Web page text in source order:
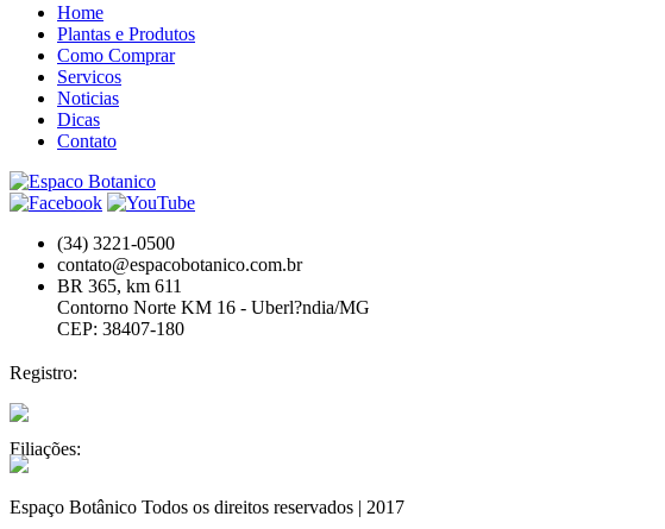
Home
Plantas e Produtos
Como Comprar
Servicos
Noticias
Dicas
Contato
(34) 3221-0500
contato@espacobotanico.com.br
BR 365, km 611
Contorno Norte KM 16 - Uberl?ndia/MG
CEP: 38407-180
Registro:
Filiações:
Espaço Botânico Todos os direitos reservados | 2017